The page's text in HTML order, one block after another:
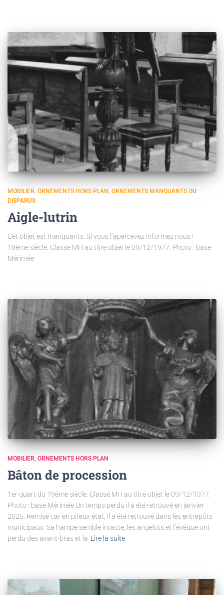
MOBILIER ORNEMENTS HORS PLAN ORNEMENTS MANQUANTS OU
DISPARUS
Aigle-lutrin
Cet objet est manquants. Si vous l‘apercevez informez nous !
18ème siècle. Classe MH au titre objet le 09/12/1977. Photo : base
Mérimée
MOBILIER ORNEMENTS HORS PLAN
Bâton de procession
1er quart du 19ème siècle. Classé MH au titre objet le 09/12/1977.
Photo : base Mérimée Un temps perdu il a été retrouvé en janvier
2025. Remisé car en piteux état, il a été retrouvé dans les entrepôts
municipaux. Sa hampe semble intacte, les angelots et l’évêque ont
perdu des avant-bras et la Lire la suite